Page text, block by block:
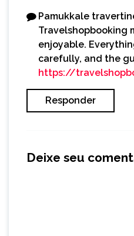
Pamukkale
Travelshopbooking
enjoyable.
carefully, and the
https://
Responder
Deixe seu